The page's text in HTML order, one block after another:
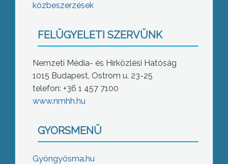
közbeszerzések
FELÜGYELETI SZERVÜNK
Nemzeti Média- és Hírközlési Hatóság
1015 Budapest, Ostrom u. 23-25
telefon: +36 1 457 7100
www.nmhh.hu
GYORSMENÜ
Gyöngyösma.hu